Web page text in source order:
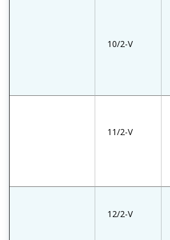
10/2-V
11/2-V
12/2-V